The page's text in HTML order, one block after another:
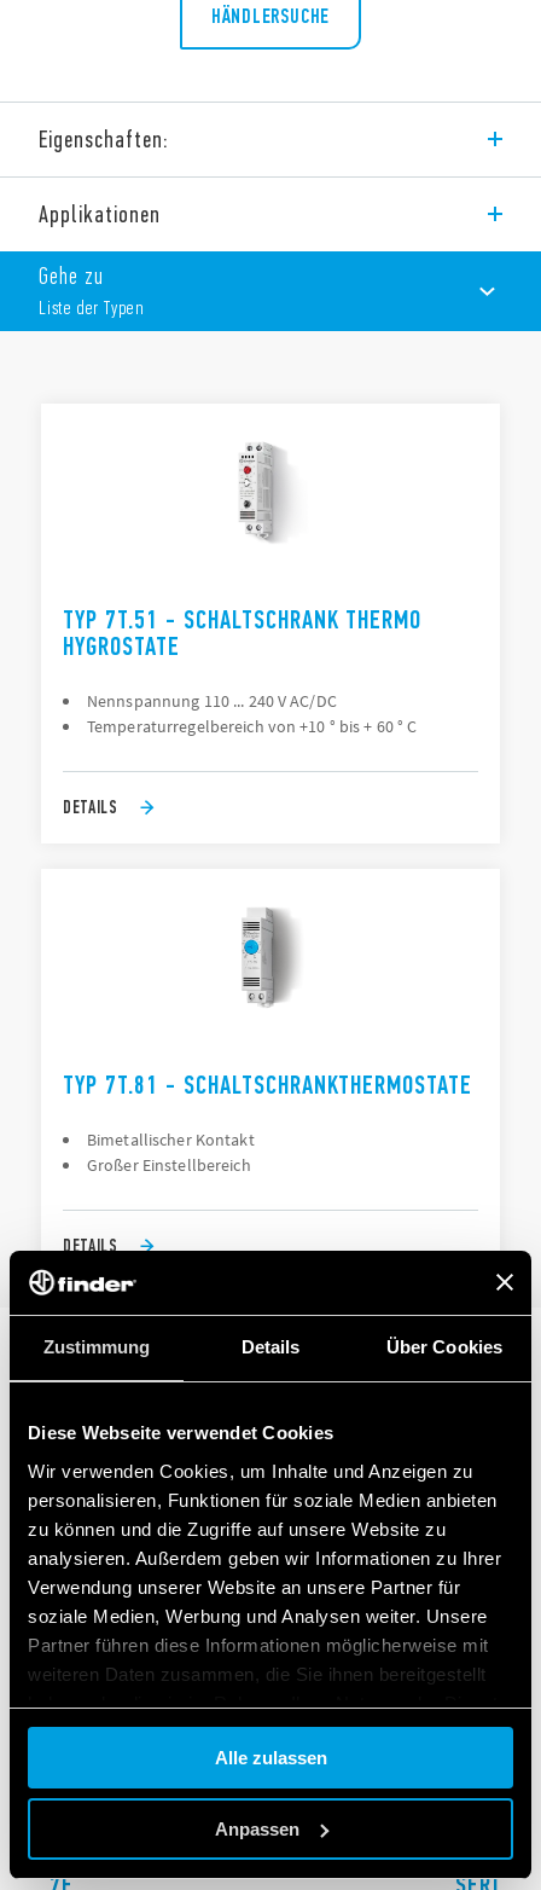
Zustimmung Details Über Cookies
Diese Webseite verwendet Cookies
Wir verwenden Cookies, um Inhalte und Anzeigen zu
personalisieren, Funktionen für soziale Medien anbieten
zu können und die Zugriffe auf unsere Website zu
analysieren. Außerdem geben wir Informationen zu Ihrer
Verwendung unserer Website an unsere Partner für
soziale Medien, Werbung und Analysen weiter. Unsere
Partner führen diese Informationen möglicherweise mit
weiteren Daten zusammen, die Sie ihnen bereitgestellt
haben oder die sie im Rahmen Ihrer Nutzung der Dienste
gesammelt haben.
Cookie policy.
Alle zulassen
Anpassen
HÄNDLERSUCHE
Eigenschaften:
Festwert-Thermostate
Vari-Thermostate
Applikationen
Gehe zu
Liste der Typen
TYP 7T.51 - SCHALTSCHRANK THERMO
HYGROSTATE
Nennspannung 110 ... 240 V AC/DC
Temperaturregelbereich von +10 ° bis + 60 ° C
DETAILS
TYP 7T.81 - SCHALTSCHRANKTHERMOSTATE
Bimetallischer Kontakt
Großer Einstellbereich
DETAILS
PRODUKTE